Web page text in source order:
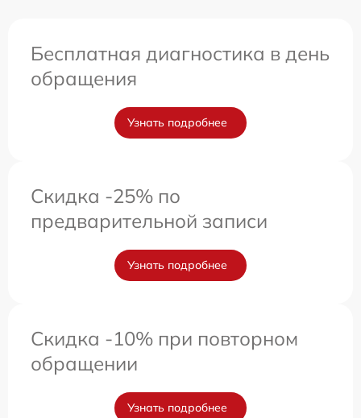
Бесплатная диагностика в день
обращения
Узнать подробнее
Скидка -25% по
предварительной записи
Узнать подробнее
Скидка -10% при повторном
обращении
Узнать подробнее